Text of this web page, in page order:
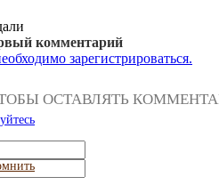
комментарий
зарегистрироваться.
ОСТАВЛЯТЬ